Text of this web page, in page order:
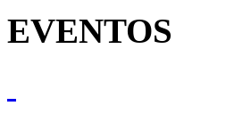
EVENTOS